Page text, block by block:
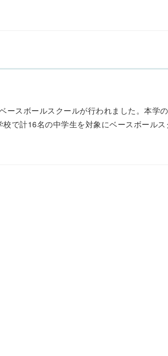
スボールスクールが行われました。本学
で計16名の中学生を対象にベースボール